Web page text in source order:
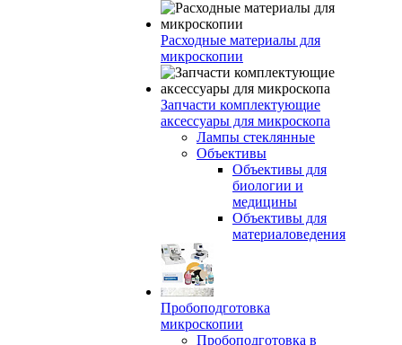
Расходные материалы для
микроскопии
Запчасти комплектующие
аксессуары для микроскопа
Лампы стеклянные
Объективы
Объективы для
биологии и
медицины
Объективы для
материаловедения
Пробоподготовка
микроскопии
Пробоподготовка в